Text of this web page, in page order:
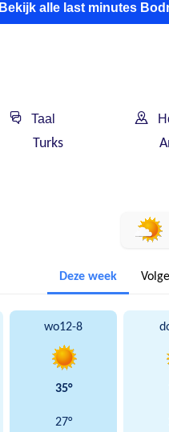
Bekijk alle last minutes
Taal
Turks
Deze week
wo12-8
35°
27°